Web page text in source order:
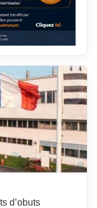
d’obuts